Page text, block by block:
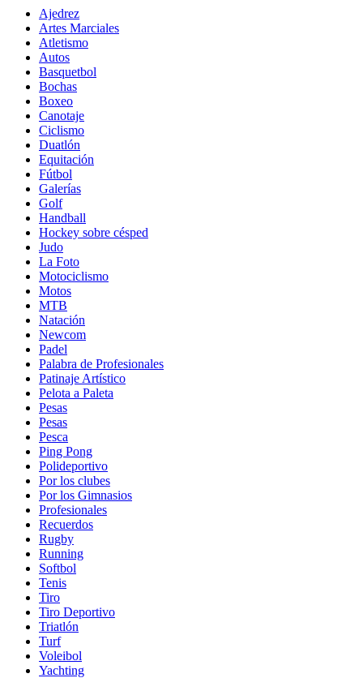
Ajedrez
Artes Marciales
Atletismo
Autos
Basquetbol
Bochas
Boxeo
Canotaje
Ciclismo
Duatlón
Equitación
Fútbol
Galerías
Golf
Handball
Hockey sobre césped
Judo
La Foto
Motociclismo
Motos
MTB
Natación
Newcom
Padel
Palabra de Profesionales
Patinaje Artístico
Pelota a Paleta
Pesas
Pesas
Pesca
Ping Pong
Polideportivo
Por los clubes
Por los Gimnasios
Profesionales
Recuerdos
Rugby
Running
Softbol
Tenis
Tiro
Tiro Deportivo
Triatlón
Turf
Voleibol
Yachting